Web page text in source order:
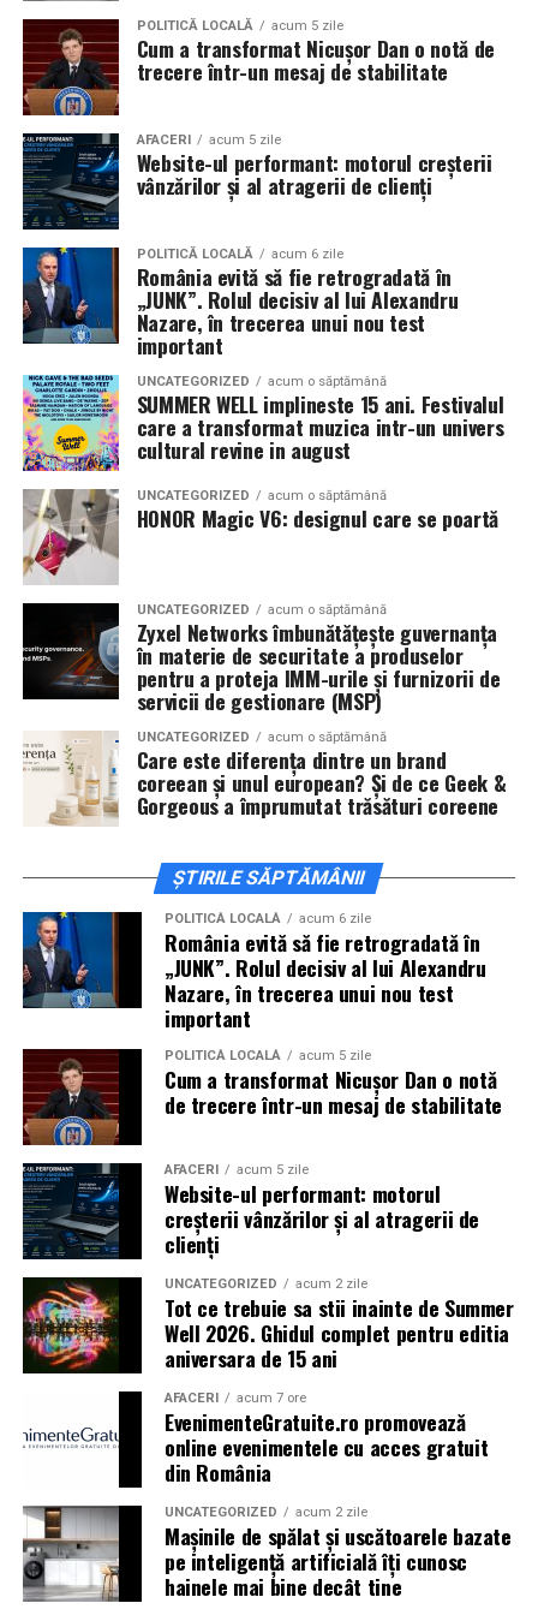
Pe11 februarieva avea loc proiecția specială
mea”de la Cinema City din City Park Constanța,de la
18:30, unde
regizorul Paul Decu și actrița Azaleea
Necula, originari din Constanța și împrejurimi, vor
prezenta filmul alături de colegii lor
Alexandra Răduță și Gabriel Vatavu.
Cinema City Shopping City Galați
12 februarie de la 18:30la întâlnirea cu actrițele
State și Azaleea Necula și regizorul Paul Decu.
Pe 13 februarie la ora 18:30, spectatorii dinIași
invitați la proiecția specială din
Mall, alături de regizorulPaul Decuși de
actoriiGabriel Vatavu, Sergiu Costache, Azaleea
Necula, Alexandra Răduță.
De „Ziua Îndrăgostiților”, pe14 februarie, în Cinema
City Iulius Mall Suceava, de la 18:30, spectatorii sunt
invitați la film alături de regizorul
actoriiSergiu Costache, Vlad si Oana Gherman,
Alexandra Răduță.
Cineplexx Băneasa Shopping City
Bucureștigăzduiește o proiecție specială în prezența
întregii echipe pe15 februarie, de la 17:30.
ÎnCraiova , regizorul Paul Decuși actorii Sergiu
Costache, Azaleea Necula și Oana Gherman vor
Mall pe 16 februarie de la ora 18:00.
ActoriiVlad Gherman, Oana Gherman și Ioana
Ginghină
vin la întâlnirea cu publicul dinCinema City
Vivo! Pitești pe 17 februarie, de la 18:30și vor
participa la o discuție după proiecție, alături de
Paul Decu.
Caravana„În pielea mea”ajunge laCinema City
Shopping City Ploiești, pe 18 februarie, de la 18:30, la
proiecția specială introdusă de regizorul
alături de actoriiIoana State, Vlad și Oana Gherman,
Azaleea Necula și Gabriel Vatavu.
O comedie actuală și spumoasă, filmul
mea”este distribuit de T.R.I.B.E. Films.
TRAILER:https://bit.ly/InPieleaMea
Site oficial:inpieleamea.ro
Mai multe detalii, imagini de la filmări, fragmente din
film, declarații din partea actorilor și informații despre
concursuri sunt disponibile pe paginile social media ale
filmului deFacebook,Instagram,TikTok
Adrian Pădurețu semnează imaginea filmului. De sunet
s-a ocupat Bogdan Ivanovici, de scenografie Anca
POLITICĂ LOCALĂ acum 5 zile
Cum a transformat Nicușor Dan o notă de
trecere într-un mesaj de stabilitate
AFACERI acum 5 zile
Website-ul performant: motorul creșterii
vânzărilor și al atragerii de clienți
POLITICĂ LOCALĂ acum 6 zile
România evită să fie retrogradată în
„JUNK”. Rolul decisiv al lui Alexandru
Nazare, în trecerea unui nou test
important
UNCATEGORIZED acum o săptămână
SUMMER WELL implineste 15 ani. Festivalul
care a transformat muzica intr-un univers
cultural revine in august
UNCATEGORIZED acum o săptămână
HONOR Magic V6: designul care se poartă
UNCATEGORIZED acum o săptămână
Zyxel Networks îmbunătățește guvernanța
în materie de securitate a produselor
pentru a proteja IMM-urile și furnizorii de
servicii de gestionare (MSP)
UNCATEGORIZED acum o săptămână
Care este diferența dintre un brand
coreean și unul european? Și de ce Geek &
Gorgeous a împrumutat trăsături coreene
ȘTIRILE SĂPTĂMÂNII
POLITICĂ LOCALĂ acum 6 zile
România evită să fie retrogradată în
„JUNK”. Rolul decisiv al lui Alexandru
Nazare, în trecerea unui nou test
important
POLITICĂ LOCALĂ acum 5 zile
Cum a transformat Nicușor Dan o notă
de trecere într-un mesaj de stabilitate
AFACERI acum 5 zile
Website-ul performant: motorul
creșterii vânzărilor și al atragerii de
clienți
UNCATEGORIZED acum 2 zile
Tot ce trebuie sa stii inainte de Summer
Well 2026. Ghidul complet pentru editia
aniversara de 15 ani
AFACERI acum 7 ore
EvenimenteGratuite.ro promovează
online evenimentele cu acces gratuit
din România
UNCATEGORIZED acum 2 zile
Mașinile de spălat și uscătoarele bazate
pe inteligență artificială îți cunosc
hainele mai bine decât tine